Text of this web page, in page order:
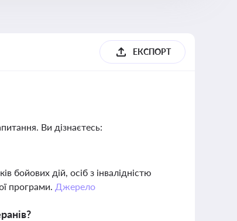
ЕКСПОРТ
Ви дізнаєтесь:
бойових дій, осіб з інвалідністю
програми. Джерело